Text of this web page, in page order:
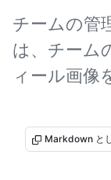
チームの管
は、チーム
ィール画像
Markdown と